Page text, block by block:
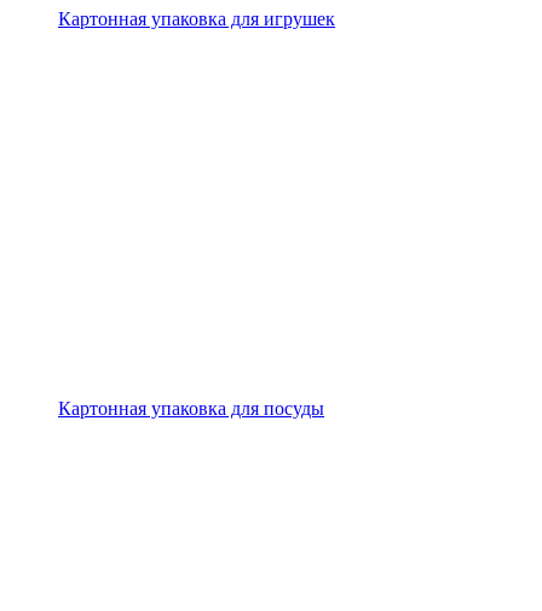
Картонная упаковка для игрушек
Картонная упаковка для посуды